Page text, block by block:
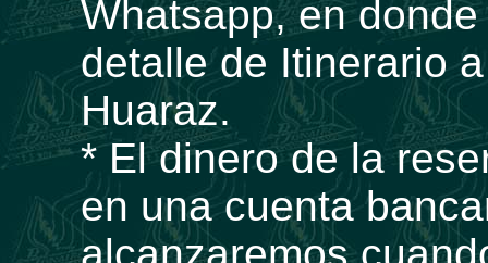
Whatsapp, en
detalle de Itinerario
Huaraz.
* El dinero de la
en una cuenta